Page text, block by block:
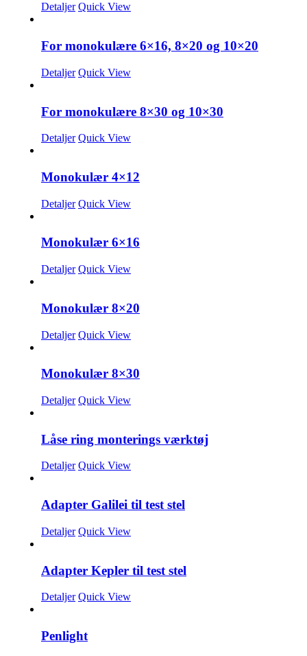
Detaljer Quick View
For monokulære 6×16, 8×20 og 10×20
Detaljer Quick View
For monokulære 8×30 og 10×30
Detaljer Quick View
Monokulær 4×12
Detaljer Quick View
Monokulær 6×16
Detaljer Quick View
Monokulær 8×20
Detaljer Quick View
Monokulær 8×30
Detaljer Quick View
Låse ring monterings værktøj
Detaljer Quick View
Adapter Galilei til test stel
Detaljer Quick View
Adapter Kepler til test stel
Detaljer Quick View
Penlight